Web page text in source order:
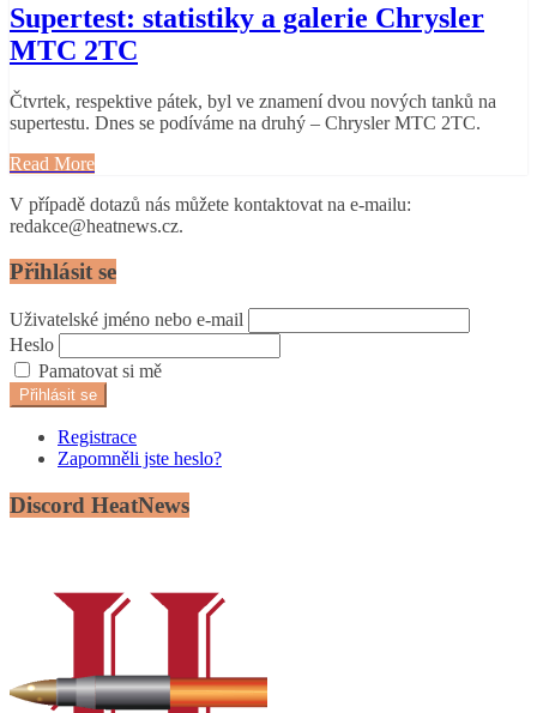
Supertest: statistiky a galerie Chrysler
MTC 2TC
Čtvrtek, respektive pátek, byl ve znamení dvou nových tanků na
supertestu. Dnes se podíváme na druhý – Chrysler MTC 2TC.
Read More
V případě dotazů nás můžete kontaktovat na e-mailu:
redakce@heatnews.cz.
Přihlásit se
Uživatelské jméno nebo e-mail
Heslo
Pamatovat si mě
Přihlásit se
Registrace
Zapomněli jste heslo?
Discord HeatNews